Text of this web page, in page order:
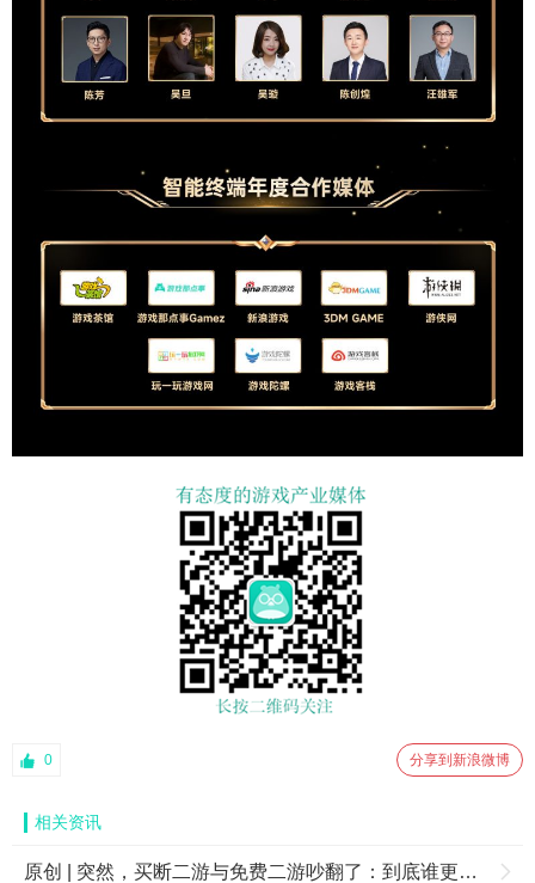
0 分享到新浪微博
相关资讯
原创 | 突然，买断二游与免费二游吵翻了：到底谁更牛？